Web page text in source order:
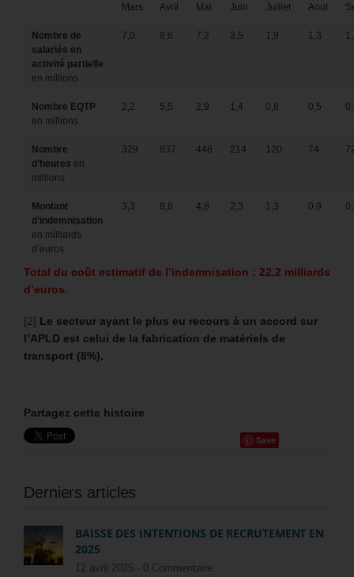
Mars Avril Mai Juin Juillet Aout
Nombre de
salariés en
activité partielle
en millions
7,0 8,6 7,2 3,5 1,9 1,3
Nombre EQTP
en millions
2,2 5,5 2,9 1,4 0,8 0,5
Nombre
d’heures en
millions
329 837 446 214 120 74
Montant
d’indemnisation
en milliards
d’euros
3,3 8,8 4,8 2,3 1,3 0,9
Total du coût estimatif de l’indemnisation : 22,2 milliards
d’euros.
[2] Le secteur ayant le plus eu recours à un accord sur
l’APLD est celui de la fabrication de matériels de
transport (8%).
Partagez cette histoire
Save
Derniers articles
BAISSE DES INTENTIONS DE RECRUTEMENT EN
2025
12 avril 2025 - 0 Commentaire